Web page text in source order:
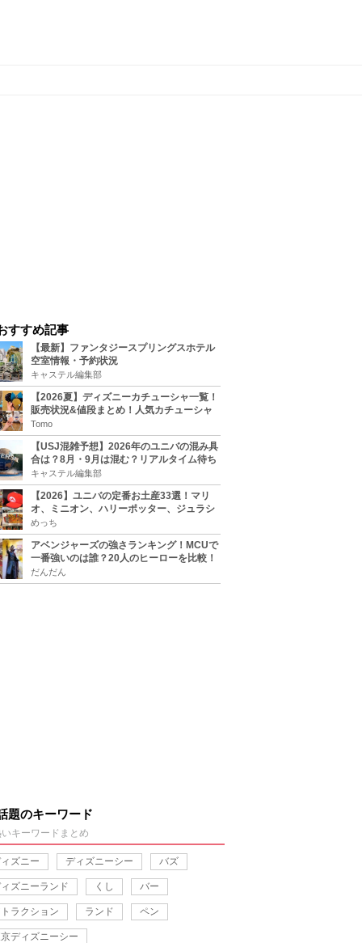
すすめ記事
【最新】ファンタジースプリングスホテル
空室情報・予約状況
キャステル編集部
【2026夏】ディズニーカチューシャ一覧！
販売状況&値段まとめ！人気カチューシャ
をチェック
Tomo
【USJ混雑予想】2026年のユニバの混み具
合は？8月・9月は混む？リアルタイム待ち
時間アプリも
キャステル編集部
【2026】ユニバの定番お土産33選！マリ
オ、ミニオン、ハリーポッター、ジュラシ
ックパーク、セサミ、SINGなどのグッズ情
報
めっち
アベンジャーズの強さランキング！MCUで
一番強いのは誰？20人のヒーローを比較！
だんだん
題のキーワード
キーワードまとめ
ズニー ディズニーシー バズ
ズニーランド くし バー
ラクション ランド ペン
ディズニーシー